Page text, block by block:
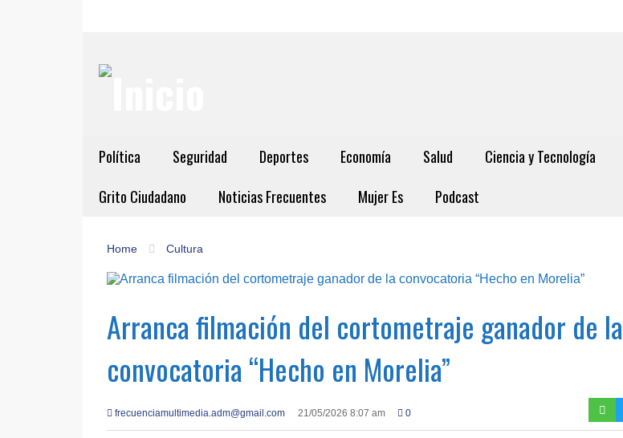
Política Seguridad Deportes Economía Salud Ciencia y Tecnología
Grito Ciudadano
Noticias Frecuentes Mujer Es Podcast
Home Cultura
Arranca filmación del cortometraje ganador de la
convocatoria “Hecho en Morelia”
frecuenciamultimedia.adm@gmail.com 21/05/2026 8:07 am 0